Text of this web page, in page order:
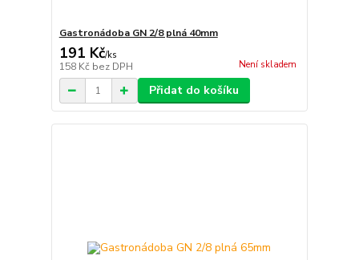
Gastronádoba GN 2/8 plná 40mm
191 Kč/ks
158 Kč bez DPH Není skladem
Přidat do košíku